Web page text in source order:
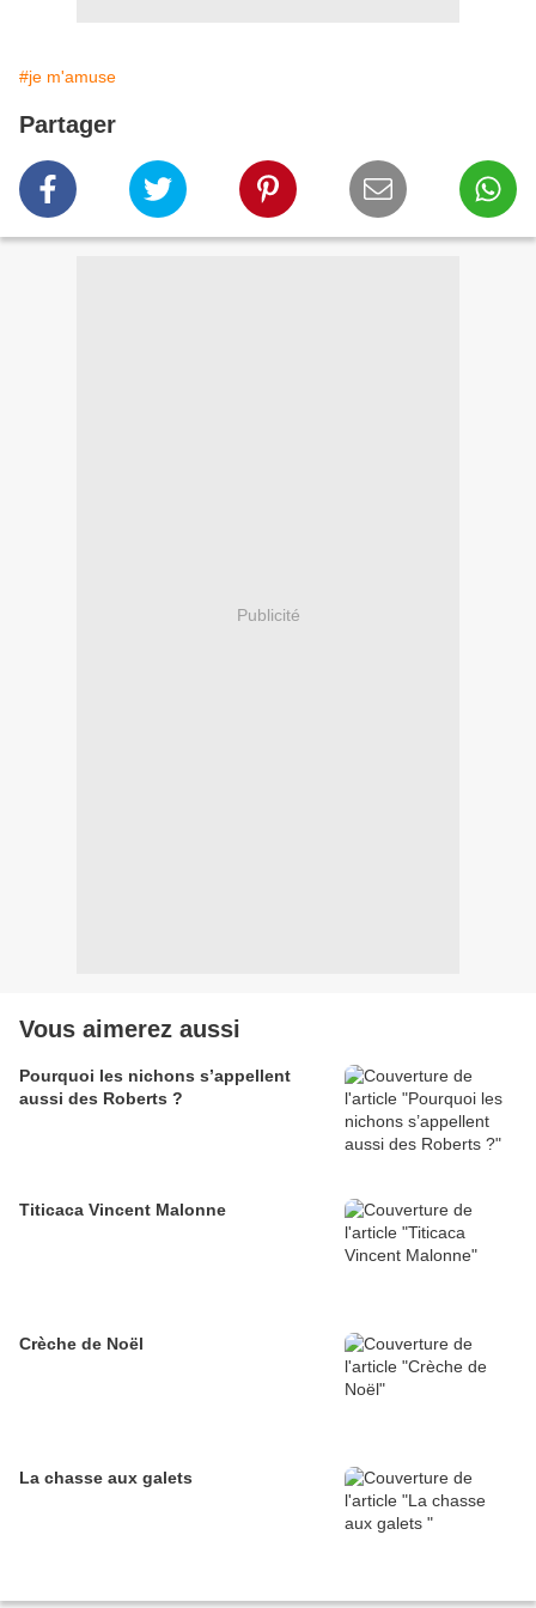
#je m'amuse
Partager
Publicité
Vous aimerez aussi
Pourquoi les nichons s’appellent
aussi des Roberts ?
Titicaca Vincent Malonne
Crèche de Noël
La chasse aux galets